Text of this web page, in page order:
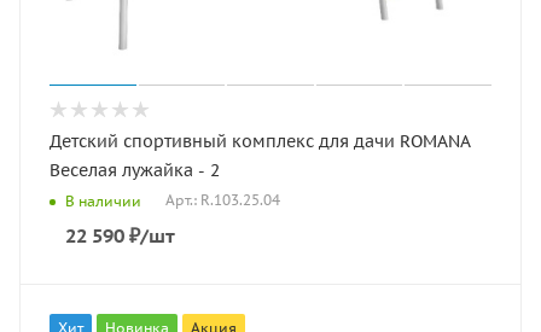
Детский спортивный комплекс для дачи ROMANA
Веселая лужайка - 2
В наличии Арт.: R.103.25.04
22 590 ₽/шт
Хит Новинка Акция